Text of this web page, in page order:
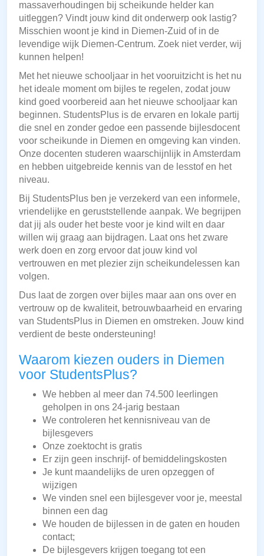
massaverhoudingen bij scheikunde helder kan
uitleggen? Vindt jouw kind dit onderwerp ook lastig?
Misschien woont je kind in Diemen-Zuid of in de
levendige wijk Diemen-Centrum. Zoek niet verder, wij
kunnen helpen!
Met het nieuwe schooljaar in het vooruitzicht is het nu
het ideale moment om bijles te regelen, zodat jouw
kind goed voorbereid aan het nieuwe schooljaar kan
beginnen. StudentsPlus is de ervaren en lokale partij
die snel en zonder gedoe een passende bijlesdocent
voor scheikunde in Diemen en omgeving kan vinden.
Onze docenten studeren waarschijnlijk in Amsterdam
en hebben uitgebreide kennis van de lesstof en het
niveau.
Bij StudentsPlus ben je verzekerd van een informele,
vriendelijke en geruststellende aanpak. We begrijpen
dat jij als ouder het beste voor je kind wilt en daar
willen wij graag aan bijdragen. Laat ons het zware
werk doen en zorg ervoor dat jouw kind vol
vertrouwen en met plezier zijn scheikundelessen kan
volgen.
Dus laat de zorgen over bijles maar aan ons over en
vertrouw op de kwaliteit, betrouwbaarheid en ervaring
van StudentsPlus in Diemen en omstreken. Jouw kind
verdient de beste ondersteuning!
Waarom kiezen ouders in Diemen
voor StudentsPlus?
We hebben al meer dan 74.500 leerlingen
geholpen in ons 24-jarig bestaan
We controleren het kennisniveau van de
bijlesgevers
Onze zoektocht is gratis
Er zijn geen inschrijf- of bemiddelingskosten
Je kunt maandelijks de uren opzeggen of
wijzigen
We vinden snel een bijlesgever voor je, meestal
binnen een dag
We houden de bijlessen in de gaten en houden
contact;
De bijlesgevers krijgen toegang tot een